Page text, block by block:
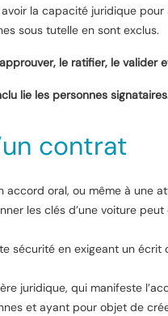
la capacité juridique pour
sous tutelle en sont exclus.
le ratifier, le valider
lie les personnes
contrat
accord oral, ou même à une
les clés d’une voiture
sécurité en exigeant un écrit
juridique, qui manifeste
et ayant pour objet de